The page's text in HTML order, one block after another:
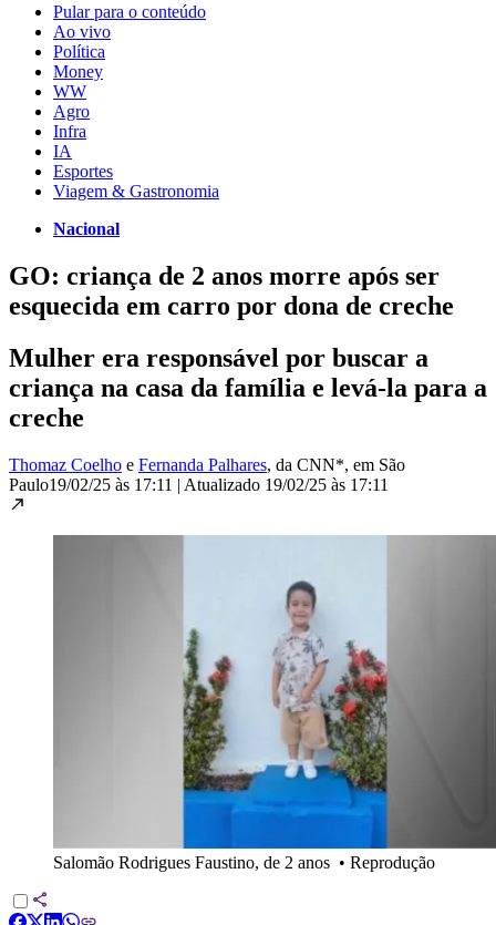
Pular para o conteúdo
Ao vivo
Política
Money
WW
Agro
Infra
IA
Esportes
Viagem & Gastronomia
Nacional
GO: criança de 2 anos morre após ser
esquecida em carro por dona de creche
Mulher era responsável por buscar a
criança na casa da família e levá-la para a
creche
Thomaz Coelho e Fernanda Palhares, da CNN*, em São
Paulo19/02/25 às 17:11 | Atualizado 19/02/25 às 17:11
Salomão Rodrigues Faustino, de 2 anos • Reprodução